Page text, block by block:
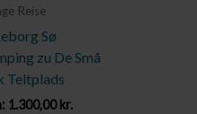
Reise
Sø
zu De Små
Teltplads
1.300,00kr.